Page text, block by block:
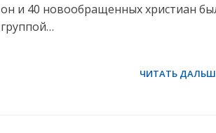
он и 40 новообращенных христиан
группой…